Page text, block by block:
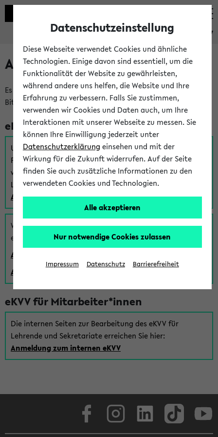
eKVV
Anmeldung am eKVV
Es gibt mehrere Möglichkeiten zur Anmeldung am eKVV.
Bitte wählen Sie die für Sie richtige aus:
eKVV für Studierende
Um sich einen Stundenplan zu erstellen und alle weiteren
Funktionen des eKVVs für Studierende zu nutzen,
verwenden Sie diesen Link zur Anmeldung über Ihr Uni
Login:
Anmeldung zum eKVV der Studierenden
Wenn Sie (noch) kein Uni Login haben, können Sie das
eKVV auch über einen Gastzugang verwenden:
Anmeldung über einen vorhandenen Gastzugang
Anlegen eines neuen Gastzugangs
eKVV für Mitarbeiter*innen
Die internen Seiten zur Bearbeitung des eKVV für
Lehrende und Sekretariate erreichen Sie hier:
Anmeldung zum internen eKVV
Datenschutzeinstellung
Diese Webseite verwendet Cookies und ähnliche
Technologien. Einige davon sind essentiell, um die
Funktionalität der Website zu gewährleisten,
während andere uns helfen, die Website und Ihre
Erfahrung zu verbessern. Falls Sie zustimmen,
verwenden wir Cookies und Daten auch, um Ihre
Interaktionen mit unserer Webseite zu messen. Sie
können Ihre Einwilligung jederzeit unter
Datenschutzerklärung einsehen und mit der
Wirkung für die Zukunft widerrufen. Auf der Seite
finden Sie auch zusätzliche Informationen zu den
verwendeten Cookies und Technologien.
Alle akzeptieren
Nur notwendige Cookies zulassen
Impressum Datenschutz Barrierefreiheit